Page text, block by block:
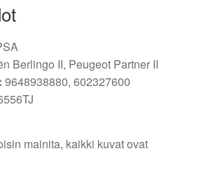
Berlingo II, Peugeot Partner II
9648938880, 602327600
mainita, kaikki kuvat ovat